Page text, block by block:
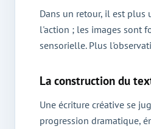
Dans un retour, il est
l'action ; les images sont
sensorielle. Plus
La construction du
Une écriture créative se
progression dramatique,